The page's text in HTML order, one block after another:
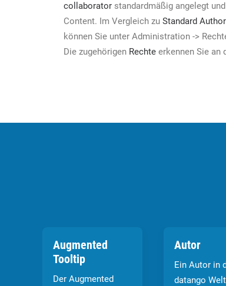
collaborator standardmäßig angelegt
Content. Im Vergleich zu Standard
können Sie unter Administration ->
Die zugehörigen Rechte erkennen Sie an
Augmented
Tooltip
Der Augmented
Autor
Ein Autor in
datango